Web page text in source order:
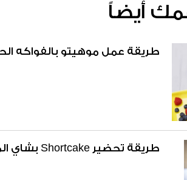
أيضاً
طريقة عمل موهيتو بالفواكه
طريقة تحضير Shortcake بشاي الماتشا والكريمة